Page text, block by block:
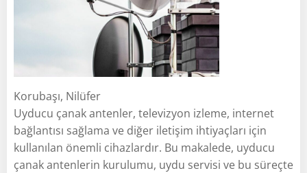
Korubaşı, Nilüfer
Uyducu çanak antenler, televizyon izleme, internet
bağlantısı sağlama ve diğer iletişim ihtiyaçları için
kullanılan önemli cihazlardır. Bu makalede, uyducu
çanak antenlerin kurulumu, uydu servisi ve bu süreçte